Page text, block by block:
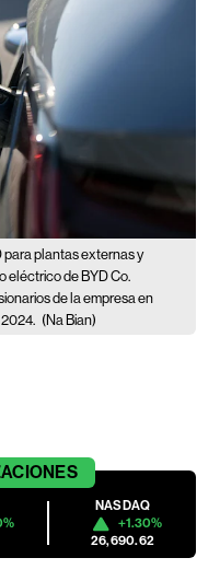
para plantas externas y
eléctrico de BYD Co.
de la empresa en
2024. (Na Bian)
NASDAQ
+1.30%
26,690.62